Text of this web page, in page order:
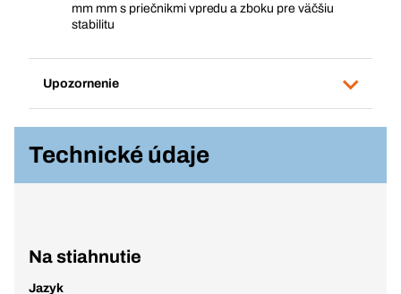
mm mm s priečnikmi vpredu a zboku pre väčšiu
stabilitu
Upozornenie
Technické údaje
Na stiahnutie
Jazyk